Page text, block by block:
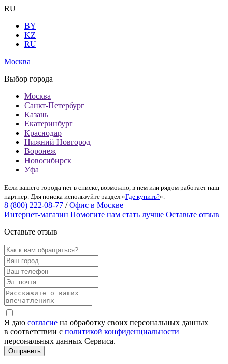
RU
BY
KZ
RU
Москва
Выбор города
Москва
Санкт-Петербург
Казань
Екатеринбург
Краснодар
Нижний Новгород
Воронеж
Новосибирск
Уфа
Если вашего города нет в списке, возможно, в нем или рядом работает наш
партнер. Для поиска используйте раздел «Где купить?».
8 (800) 222-08-77 / Офис в Москве
Интернет-магазин Помогите нам стать лучше Оставьте отзыв
Оставьте отзыв
Я даю согласие на обработку своих персональных данных
в соответствии с политикой конфиденциальности
персональных данных Сервиса.